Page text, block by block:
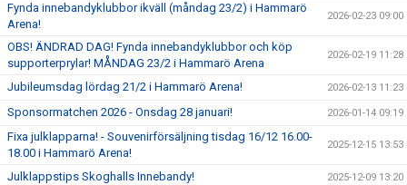
Fynda innebandyklubbor ikväll (måndag 23/2) i Hammarö
Arena!
2026-02-23 09:00
OBS! ÄNDRAD DAG! Fynda innebandyklubbor och köp
supporterprylar! MÅNDAG 23/2 i Hammarö Arena
2026-02-19 11:28
Jubileumsdag lördag 21/2 i Hammarö Arena! 2026-02-13 11:23
Sponsormatchen 2026 - Onsdag 28 januari! 2026-01-14 09:19
Fixa julklapparna! - Souvenirförsäljning tisdag 16/12 16.00-
18.00 i Hammarö Arena!
2025-12-15 13:53
Julklappstips Skoghalls Innebandy! 2025-12-09 13:20